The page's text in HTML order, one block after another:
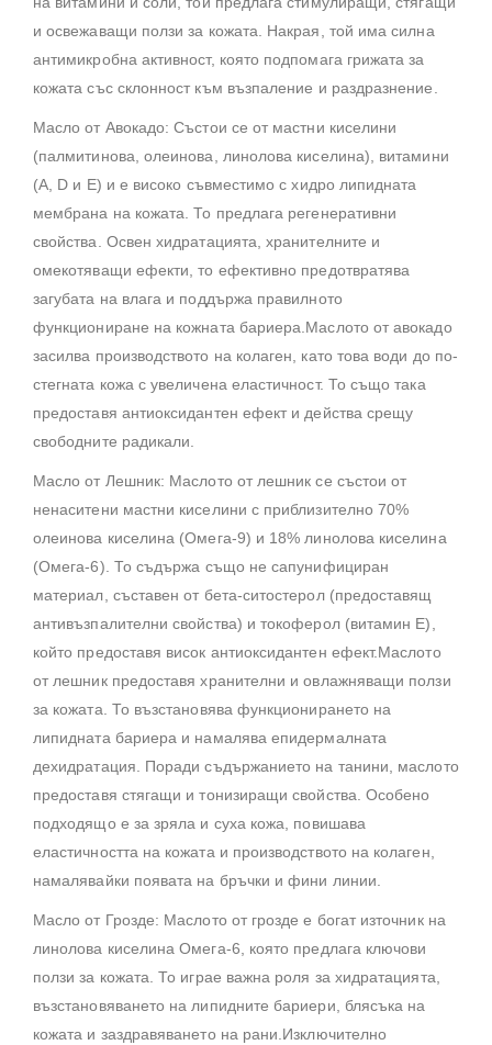
и освежаващи ползи за кожата. Накрая, той има силна
антимикробна активност, която подпомага грижата за
кожата със склонност към възпаление и раздразнение.
Масло от Авокадо: Състои се от мастни киселини
(палмитинова, олеинова, линолова киселина), витамини
(А, D и Е) и е високо съвместимо с хидро липидната
мембрана на кожата. То предлага регенеративни
свойства. Освен хидратацията, хранителните и
омекотяващи ефекти, то ефективно предотвратява
загубата на влага и поддържа правилното
функциониране на кожната бариера.Маслото от авокадо
засилва производството на колаген, като това води до по-
стегната кожа с увеличена еластичност. То също така
предоставя антиоксидантен ефект и действа срещу
свободните радикали.
Масло от Лешник: Маслото от лешник се състои от
ненаситени мастни киселини с приблизително 70%
олеинова киселина (Омега-9) и 18% линолова киселина
(Омега-6). То съдържа също не сапунифициран
материал, съставен от бета-ситостерол (предоставящ
антивъзпалителни свойства) и токоферол (витамин Е),
който предоставя висок антиоксидантен ефект.Маслото
от лешник предоставя хранителни и овлажняващи ползи
за кожата. То възстановява функционирането на
липидната бариера и намалява епидермалната
дехидратация. Поради съдържанието на танини, маслото
предоставя стягащи и тонизиращи свойства. Особено
подходящо е за зряла и суха кожа, повишава
еластичността на кожата и производството на колаген,
намалявайки появата на бръчки и фини линии.
Масло от Грозде: Маслото от грозде е богат източник на
линолова киселина Омега-6, която предлага ключови
ползи за кожата. То играе важна роля за хидратацията,
възстановяването на липидните бариери, блясъка на
кожата и заздравяването на рани.Изключително